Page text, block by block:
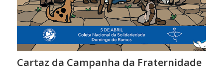
Cartaz da Campanha da Fraternidade